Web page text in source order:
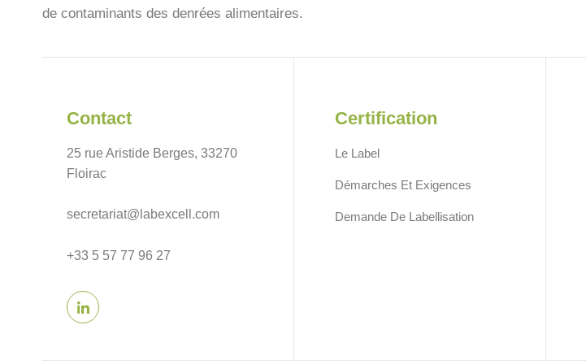
de contaminants des denrées alimentaires.
Contact
25 rue Aristide Berges, 33270
Floirac
secretariat@labexcell.com
+33 5 57 77 96 27
Certification
Le Label
Démarches Et Exigences
Demande De Labellisation